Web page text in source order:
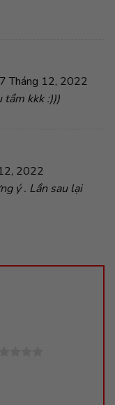
7 Tháng 12, 2022
tầm kkk :)))
2022
ý . Lần sau lại